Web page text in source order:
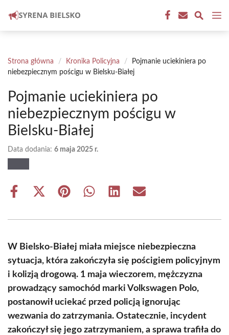
treści
Strona główna / Kronika Policyjna /
Pojmanie uciekiniera po
niebezpiecznym pościgu w Bielsku-Białej
Pojmanie uciekiniera po
niebezpiecznym pościgu w
Bielsku-Białej
Data dodania: 6 maja 2025 r.
Share
Share
(Twitter)
Share Share Share Share
W Bielsko-Białej miała miejsce niebezpieczna
sytuacja, która zakończyła się pościgiem policyjnym
i kolizją drogową. 1 maja wieczorem, mężczyzna
prowadzący samochód marki Volkswagen Polo,
postanowił uciekać przed policją ignorując
wezwania do zatrzymania. Ostatecznie, incydent
zakończył się jego zatrzymaniem, a sprawa trafiła do